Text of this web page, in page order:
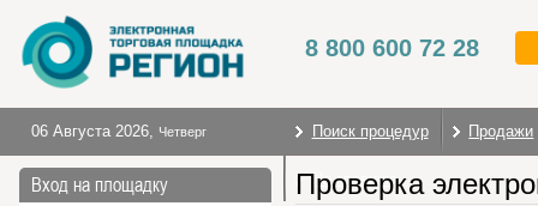
8 800 600 72 28
06 Августа 2026, Четверг Поиск процедур Продажи
На главную
Вход на площадку Проверка